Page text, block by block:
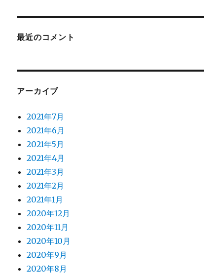
最近のコメント
アーカイブ
2021年7月
2021年6月
2021年5月
2021年4月
2021年3月
2021年2月
2021年1月
2020年12月
2020年11月
2020年10月
2020年9月
2020年8月